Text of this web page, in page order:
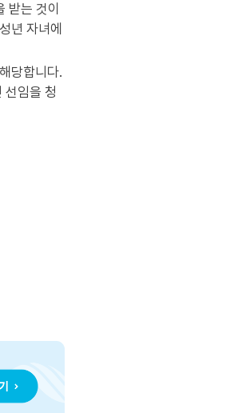
받는 것이
년 자녀에
당합니다.
선임을 청